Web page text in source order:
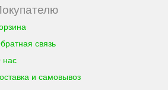
связь
нас
и самовывоз